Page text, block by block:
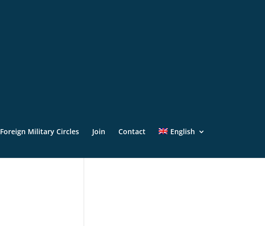
Foreign Military Circles Join Contact English